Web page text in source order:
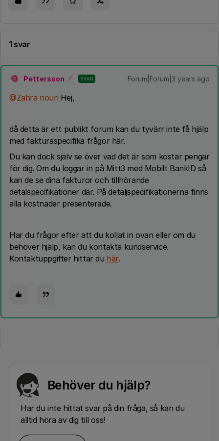
1 svar
P Pettersson SVAR Forum|Forum|3 years ago
@Zahra nouri Hej,
då detta är ett publikt forum kan du tyvärr inte få hjälp
med fakturaspecifika frågor här.
Du kan dock själv se över vad det är som kostar pengar
för dig. Om du loggar in på Mitt3 med Mobilt BankID så
kan de se dina fakturor och tillhörande
detalspecifikationer där. På detaljspecifikationerna finns
alla kostnader presenterade.
Har du frågor efter att du kollat in ovan eller om du
behöver hjälp, kan du kontakta kundservice.
Kontaktuppgifter hittar du här.
Behöver du hjälp?
Har du inte hittat svar på din fråga, så kan du
alltid höra av dig till oss!